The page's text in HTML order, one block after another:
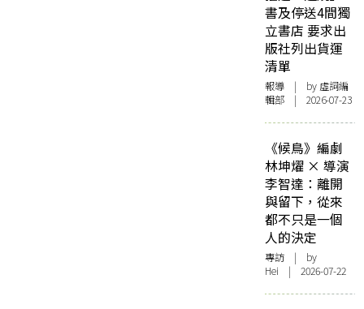
書及停送4間獨
立書店 要求出
版社列出貨運
清單
報導 | by 虛詞編
輯部 | 2026-07-23
《候鳥》編劇
林坤燿 × 導演
李智達：離開
與留下，從來
都不只是一個
人的決定
專訪 | by
Hei | 2026-07-22